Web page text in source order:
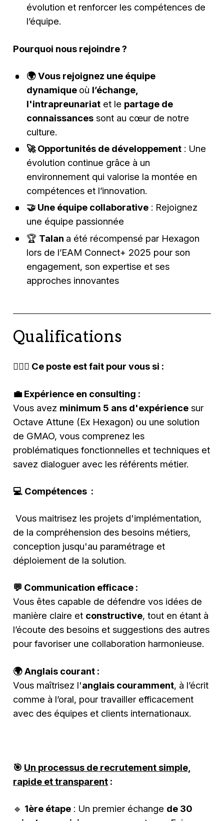
évolution et renforcer les compétences de
l’équipe.
Pourquoi nous rejoindre ?
🌍 Vous rejoignez une équipe
dynamique où l’échange,
l'intrapreunariatet le partage de
connaissancessont au cœur de notre
culture.
🚀 Opportunités de développement: Une
évolution continue grâce à un
environnement qui valorise la montée en
compétences et l’innovation.
🤝 Une équipe collaborative: Rejoignez
une équipe passionnée
🏆 Talan a été récompensé par Hexagon
lors de l’EAM Connect+ 2025 pour son
engagement, son expertise et ses
approches innovantes
Qualifications
🕵🏽‍♂️ Ce poste est fait pour vous si :
💼 Expérience en consulting :
Vous avez minimum 5 ans d'expérience sur
Octave Attune (Ex Hexagon) ou une solution
de GMAO, vous comprenez les
problématiques fonctionnelles et techniques et
savez dialoguer avec les référents métier.
💻 Compétences :
Vous maitrisez les projets d'implémentation,
de la compréhension des besoins métiers,
conception jusqu'au paramétrage et
déploiement de la solution.
💬 Communication efficace :
Vous êtes capable de défendre vos idées de
manière claire et constructive, tout en étant à
l’écoute des besoins et suggestions des autres
pour favoriser une collaboration harmonieuse.
🌍 Anglais courant :
Vous maîtrisez l'anglais couramment, à l’écrit
comme à l’oral, pour travailler efficacement
avec des équipes et clients internationaux.
🎯 Un processus de recrutement simple,
rapide et transparent :
🔹 1ère étape : Un premier échange de 30